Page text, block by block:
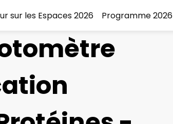
sur les Espaces 2026 Programme 2026